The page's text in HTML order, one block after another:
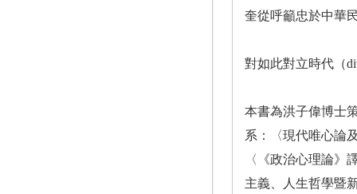
奎從呼籲忠於中華
對如此對立時代（
本書為洪子偉博士
系：〈現代唯心論
〈《政治心理論》
主義、人生哲學暨